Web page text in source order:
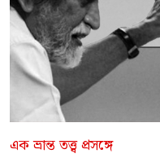
এক ভ্রান্ত তত্ত্ব প্রসঙ্গে